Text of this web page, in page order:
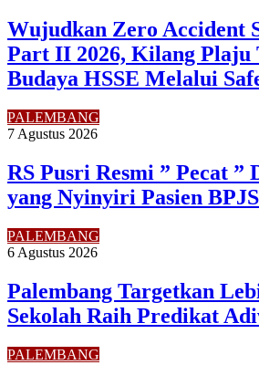
Wujudkan Zero Accident
Part II 2026, Kilang Plaju
Budaya HSSE Melalui
PALEMBANG
7 Agustus 2026
RS Pusri Resmi ” Pecat ”
yang Nyinyiri Pasien BPJS
PALEMBANG
6 Agustus 2026
Palembang Targetkan
Sekolah Raih Predikat
PALEMBANG